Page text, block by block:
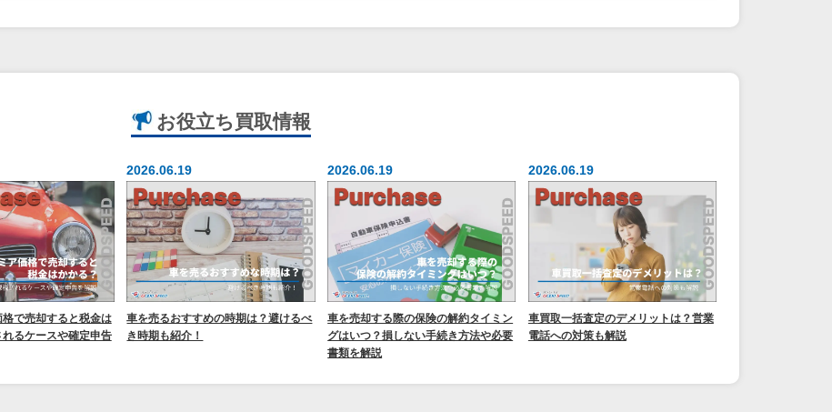
お役立ち 買取情報
で売却すると税金は
るケースや確定申告
2026.06.19
車を売るおすすめの時期は？避けるべ
き時期も紹介！
2026.06.19
車を売却する際の保険の解約タイミン
グはいつ？損しない手続き方法や必要
書類を解説
2026.06.19
車買取一括査定のデメリットは？営業
電話への対策も解説